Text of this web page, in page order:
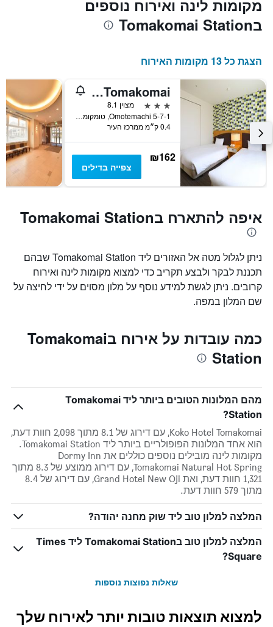
מקומות לינה ואירוח נוספים
בTomakomai Station
הצגת כל 13 מקומות האירוח
Koko Hotel Tomakomai
3 כוכבים
מצוין 8.1
5-7-1 Omotemachi, טומקומאי, יפן
0.4 ק״מ ממרכז העיר
₪162
צפייה בדילים
איפה להתארח בTomakomai Station
ניתן לגלול מטה אל האזורים ליד Tomakomai Station שבהם
תכננת לבקר ולבצע תקריב כדי למצוא מקומות לינה ואירוח
קרובים. ניתן לגשת למידע נוסף על מלון מסוים על ידי לחיצה על
שם המלון במפה.
כמה עובדות על אירוח בTomakomai
Station
מהם המלונות הטובים ביותר ליד Tomakomai
Station?
Koko Hotel Tomakomai, עם דירוג של 8.1 מתוך 2,098 חוות דעת,
הוא אחד המלונות הפופולריים ביותר ליד Tomakomai Station.
מקומות לינה מובילים נוספים כוללים את Dormy Inn
Tomakomai Natural Hot Spring, עם דירוג ממוצע של 8.3 מתוך
1,321 חוות דעת, ואת Grand Hotel New Oji, עם דירוג של 8.4
מתוך 579 חוות דעת.
המלצה למלון טוב ליד שוק מחנה יהודה?
המלצה למלון טוב בTomakomai Station ליד Times
Square?
שאלות נפוצות נוספות
למצוא תוצאות טובות יותר לאירוח שלך